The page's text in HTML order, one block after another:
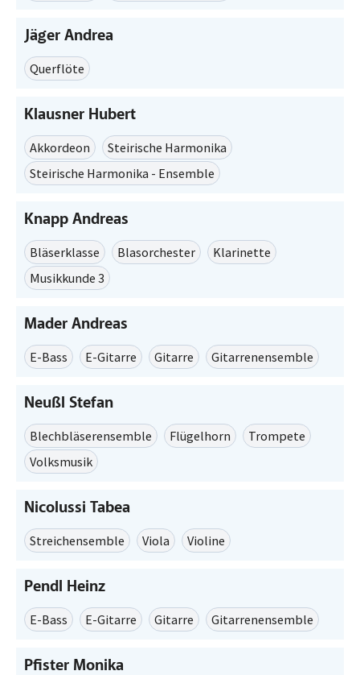
Jäger Andrea
Querflöte
Klausner Hubert
Akkordeon
Steirische Harmonika
Steirische Harmonika - Ensemble
Knapp Andreas
Bläserklasse
Blasorchester
Klarinette
Musikkunde 3
Mader Andreas
E-Bass
E-Gitarre Gitarre Gitarrenensemble
Neußl Stefan
Blechbläserensemble
Flügelhorn
Trompete
Volksmusik
Nicolussi Tabea
Streichensemble
Viola Violine
Pendl Heinz
E-Bass
E-Gitarre Gitarre Gitarrenensemble
Pfister Monika